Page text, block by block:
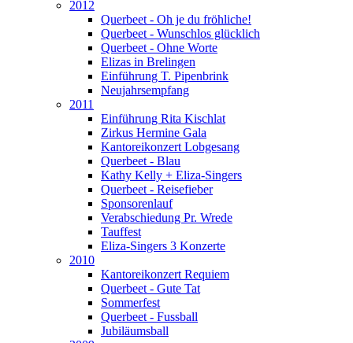
2012
Querbeet - Oh je du fröhliche!
Querbeet - Wunschlos glücklich
Querbeet - Ohne Worte
Elizas in Brelingen
Einführung T. Pipenbrink
Neujahrsempfang
2011
Einführung Rita Kischlat
Zirkus Hermine Gala
Kantoreikonzert Lobgesang
Querbeet - Blau
Kathy Kelly + Eliza-Singers
Querbeet - Reisefieber
Sponsorenlauf
Verabschiedung Pr. Wrede
Tauffest
Eliza-Singers 3 Konzerte
2010
Kantoreikonzert Requiem
Querbeet - Gute Tat
Sommerfest
Querbeet - Fussball
Jubiläumsball